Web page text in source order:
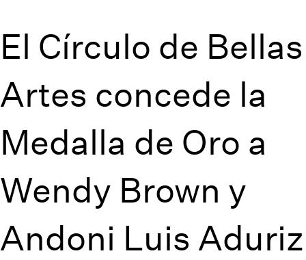
El Círculo de Bellas
Artes concede la
Medalla de Oro a
Wendy Brown y
Andoni Luis Aduriz